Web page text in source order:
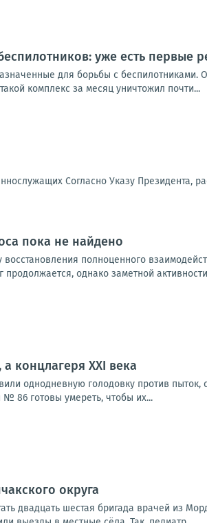
уже есть первые
для борьбы с беспилотниками.
комплекс за месяц уничтожил почти...
Согласно Указу Президента,
пока не найдено
полноценного
однако заметной
концлагеря XXI века
однодневную голодовку против пыток,
86 готовы умереть, чтобы их...
округа
двадцать шестая бригада врачей из